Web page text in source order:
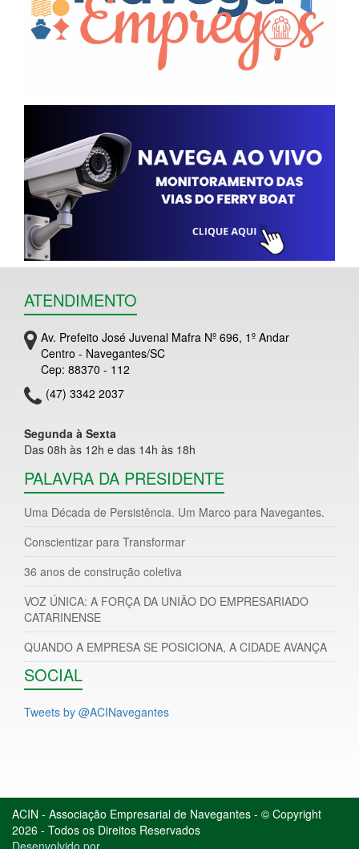
ATENDIMENTO
Av. Prefeito José Juvenal Mafra Nº 696, 1º Andar
Centro - Navegantes/SC
Cep: 88370 - 112
(47) 3342 2037
Segunda à Sexta
Das 08h às 12h e das 14h às 18h
PALAVRA DA PRESIDENTE
Uma Década de Persistência. Um Marco para Navegantes.
Conscientizar para Transformar
36 anos de construção coletiva
VOZ ÚNICA: A FORÇA DA UNIÃO DO EMPRESARIADO
CATARINENSE
QUANDO A EMPRESA SE POSICIONA, A CIDADE AVANÇA
SOCIAL
Tweets by @ACINavegantes
ACIN - Associação Empresarial de Navegantes - © Copyright
2026 - Todos os Direitos Reservados
Desenvolvido por